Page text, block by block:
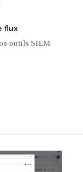
flux
outils SIEM